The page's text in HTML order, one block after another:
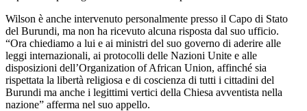
Wilson è anche intervenuto personalmente presso il Capo di Stato
del Burundi, ma non ha ricevuto alcuna risposta dal suo ufficio.
“Ora chiediamo a lui e ai ministri del suo governo di aderire alle
leggi internazionali, ai protocolli delle Nazioni Unite e alle
disposizioni dell’Organization of African Union, affinché sia
rispettata la libertà religiosa e di coscienza di tutti i cittadini del
Burundi ma anche i legittimi vertici della Chiesa avventista nella
nazione” afferma nel suo appello.